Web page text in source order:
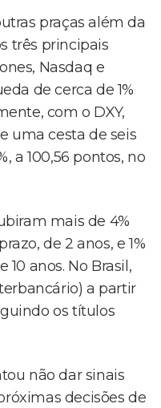
praças além da
três principais
Nasdaq e
de cerca de 1%
com o DXY,
uma cesta de seis
a 100,56 pontos, no
mais de 4%
de 2 anos, e 1%
anos. No Brasil,
a partir
os títulos
não dar sinais
decisões de